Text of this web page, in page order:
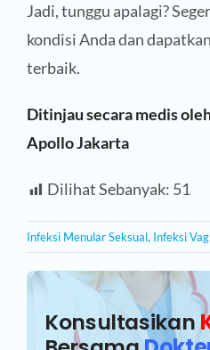
Jadi, tunggu apalagi?
kondisi Anda dan
terbaik.
Ditinjau secara medis
Apollo Jakarta
Dilihat Sebanyak: 51
Infeksi Menular Seksual, Infeksi
Konsultasikan